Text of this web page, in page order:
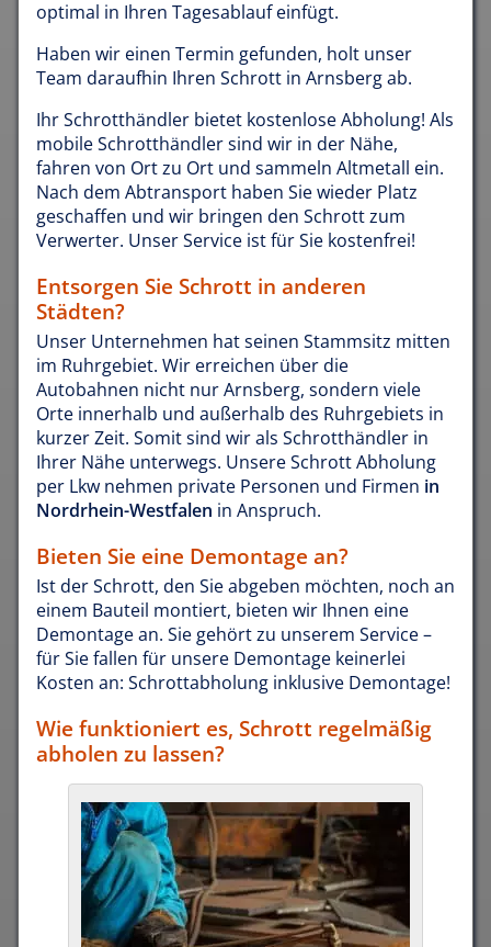
optimal in Ihren Tagesablauf einfügt.
Haben wir einen Termin gefunden, holt unser
Team daraufhin Ihren Schrott in Arnsberg ab.
Ihr Schrotthändler bietet kostenlose Abholung! Als
mobile Schrotthändler sind wir in der Nähe,
fahren von Ort zu Ort und sammeln Altmetall ein.
Nach dem Abtransport haben Sie wieder Platz
geschaffen und wir bringen den Schrott zum
Verwerter. Unser Service ist für Sie kostenfrei!
Entsorgen Sie Schrott in anderen
Städten?
Unser Unternehmen hat seinen Stammsitz mitten
im Ruhrgebiet. Wir erreichen über die
Autobahnen nicht nur Arnsberg, sondern viele
Orte innerhalb und außerhalb des Ruhrgebiets in
kurzer Zeit. Somit sind wir als Schrotthändler in
Ihrer Nähe unterwegs. Unsere Schrott Abholung
per Lkw nehmen private Personen und Firmen in
Nordrhein-Westfalen in Anspruch.
Bieten Sie eine Demontage an?
Ist der Schrott, den Sie abgeben möchten, noch an
einem Bauteil montiert, bieten wir Ihnen eine
Demontage an. Sie gehört zu unserem Service –
für Sie fallen für unsere Demontage keinerlei
Kosten an: Schrottabholung inklusive Demontage!
Wie funktioniert es, Schrott regelmäßig
abholen zu lassen?